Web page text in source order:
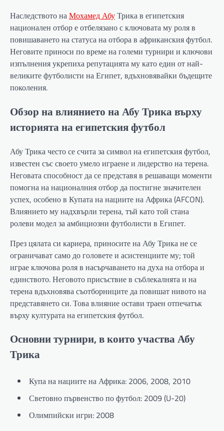
Наследството наМохамед АбуТрика в египетския
национален отбор е отбелязано с ключовата му роля в
повишаването на статуса на отбора в африканския футбол.
Неговите приноси по време на големи турнири и ключови
изпълнения укрепиха репутацията му като един от най-
великите футболисти на Египет, вдъхновявайки бъдещите
поколения.
Обзор на влиянието на Абу Трика върху
историята на египетския футбол
Абу Трика често се счита за символ на египетския футбол,
известен със своето умело играене и лидерство на терена.
Неговата способност да се представя в решаващи моменти
помогна на националния отбор да постигне значителен
успех, особено в Купата на нациите на Африка (AFCON).
Влиянието му надхвърли терена, тъй като той стана
ролеви модел за амбициозни футболисти в Египет.
През цялата си кариера, приносите на Абу Трика не се
ограничават само до головете и асистенциите му; той
играе ключова роля в насърчаването на духа на отбора и
единството. Неговото присъствие в съблекалнята и на
терена вдъхновява съотборниците да повишат нивото на
представянето си. Това влияние остави траен отпечатък
върху културата на египетския футбол.
Основни турнири, в които участва Абу
Трика
Купа на нациите на Африка: 2006, 2008, 2010
Световно първенство по футбол: 2009 (U-20)
Олимпийски игри: 2008